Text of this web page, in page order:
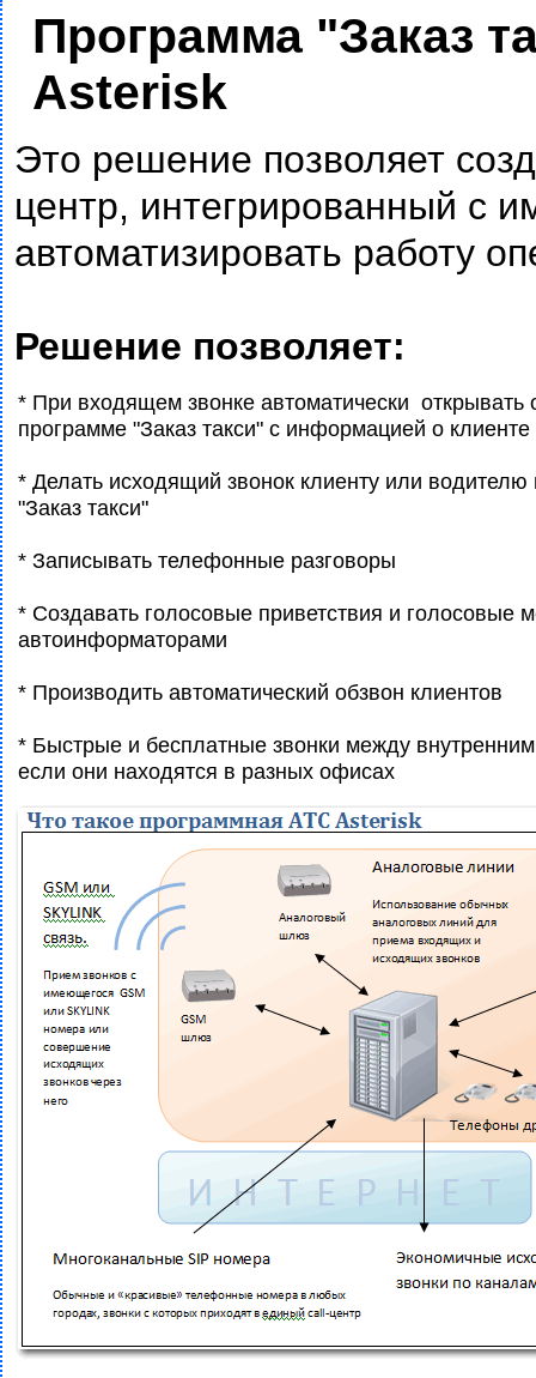
Программа "Заказ
Asterisk
Это решение позволяет
центр, интегрированный с
автоматизировать работу
Решение позволяет:
* При входящем звонке автоматически открывать
программе "Заказ такси" с информацией о клиенте
* Делать исходящий звонок клиенту или
"Заказ такси"
* Записывать телефонные разговоры
* Создавать голосовые приветствия и голосовые
автоинформаторами
* Производить автоматический обзвон клиентов
* Быстрые и бесплатные звонки между
если они находятся в разных офисах